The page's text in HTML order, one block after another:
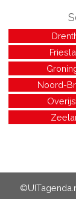
Noord-